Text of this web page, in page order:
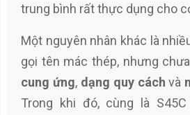
trung bình rất thực dụng cho
Một nguyên nhân khác là
gọi tên mác thép, nhưng
cung ứng, dạng quy cách và
Trong khi đó, cùng là